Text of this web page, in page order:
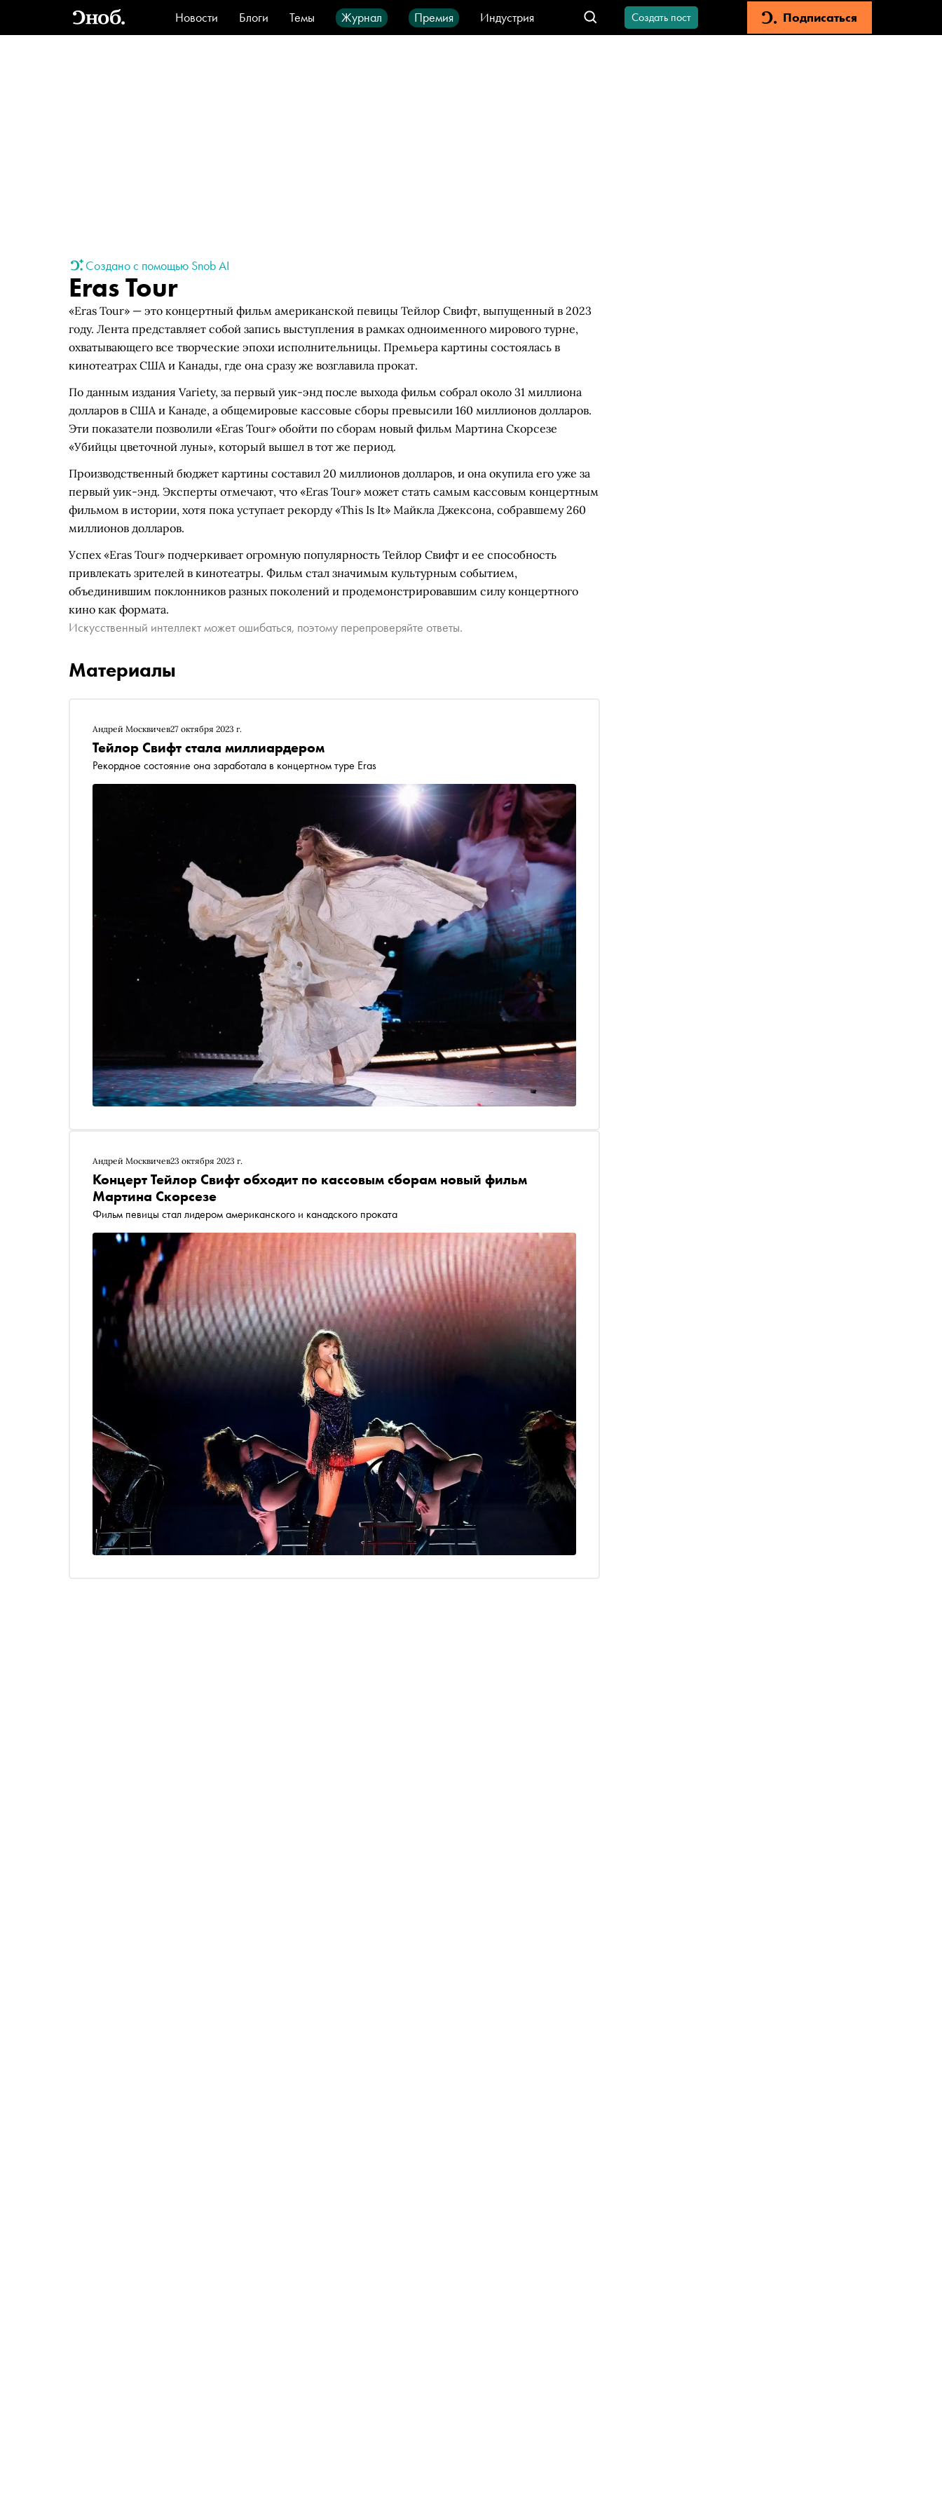
Новости Блоги Темы Журнал Премия
Индустрия
Стиль
Видео Город IT-продукты
Создать пост Подписаться
Создано с помощью Snob AI
Eras Tour
«Eras Tour» — это концертный фильм американской певицы Тейлор Свифт, выпущенный в 2023
году. Лента представляет собой запись выступления в рамках одноименного мирового турне,
охватывающего все творческие эпохи исполнительницы. Премьера картины состоялась в
кинотеатрах США и Канады, где она сразу же возглавила прокат.
По данным издания Variety, за первый уик-энд после выхода фильм собрал около 31 миллиона
долларов в США и Канаде, а общемировые кассовые сборы превысили 160 миллионов долларов.
Эти показатели позволили «Eras Tour» обойти по сборам новый фильм Мартина Скорсезе
«Убийцы цветочной луны», который вышел в тот же период.
Производственный бюджет картины составил 20 миллионов долларов, и она окупила его уже за
первый уик-энд. Эксперты отмечают, что «Eras Tour» может стать самым кассовым концертным
фильмом в истории, хотя пока уступает рекорду «This Is It» Майкла Джексона, собравшему 260
миллионов долларов.
Успех «Eras Tour» подчеркивает огромную популярность Тейлор Свифт и ее способность
привлекать зрителей в кинотеатры. Фильм стал значимым культурным событием,
объединившим поклонников разных поколений и продемонстрировавшим силу концертного
кино как формата.
Искусственный интеллект может ошибаться, поэтому перепроверяйте ответы.
Материалы
Андрей Москвичев27 октября 2023 г.
Тейлор Свифт стала миллиардером
Рекордное состояние она заработала в концертном туре Eras
Андрей Москвичев23 октября 2023 г.
Концерт Тейлор Свифт обходит по кассовым сборам новый фильм
Мартина Скорсезе
Фильм певицы стал лидером американского и канадского проката